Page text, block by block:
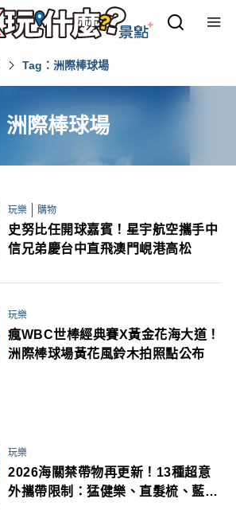
Tag：洲際棒球場
洲際棒球場
玩樂 購物
史努比任開球嘉賓！星宇航空攜手中
信兄弟慶台中直飛澳門峴港高松
玩樂
瘋WBC世棒經典賽X黃金花海大道！
洲際棒球場黃花風鈴木拍照點公布
玩樂
2026海關禁帶物再更新！13種超意
外攜帶限制：猛健樂、直髮梳、藍牙